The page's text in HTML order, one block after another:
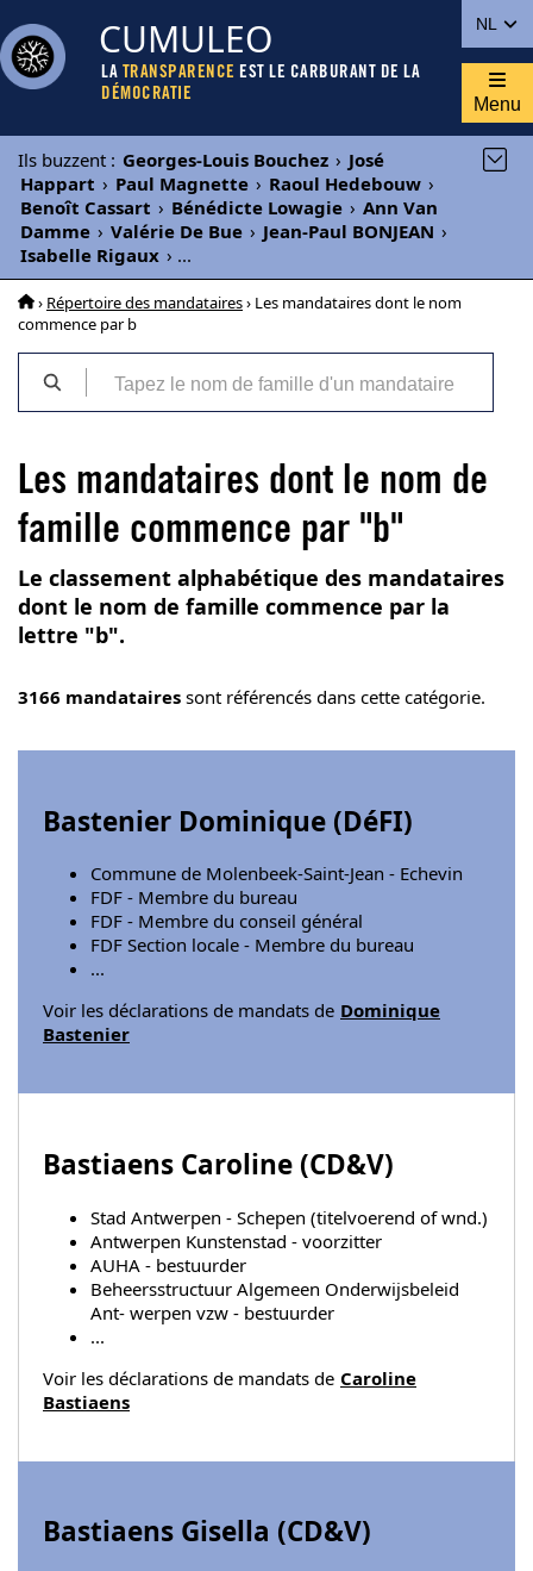
NL
CUMULEO
LA TRANSPARENCE EST LE CARBURANT DE LA
DÉMOCRATIE
Menu
Ils buzzent : Georges-Louis Bouchez › José
Happart › Paul Magnette › Raoul Hedebouw ›
Benoît Cassart › Bénédicte Lowagie › Ann Van
Damme › Valérie De Bue › Jean-Paul BONJEAN ›
Isabelle Rigaux › ...
› Répertoire des mandataires› Les mandataires dont le nom
commence par b
Les mandataires dont le nom de
famille commence par "b"
Le classement alphabétique des mandataires
dont le nom de famille commence par la
lettre "b".
3166 mandataires sont référencés dans cette catégorie.
Bastenier Dominique (DéFI)
Commune de Molenbeek-Saint-Jean - Echevin
FDF - Membre du bureau
FDF - Membre du conseil général
FDF Section locale - Membre du bureau
...
Voir les déclarations de mandats de Dominique
Bastenier
Bastiaens Caroline (CD&V)
Stad Antwerpen - Schepen (titelvoerend of wnd.)
Antwerpen Kunstenstad - voorzitter
AUHA - bestuurder
Beheersstructuur Algemeen Onderwijsbeleid
Ant- werpen vzw - bestuurder
...
Voir les déclarations de mandats de Caroline
Bastiaens
Bastiaens Gisella (CD&V)